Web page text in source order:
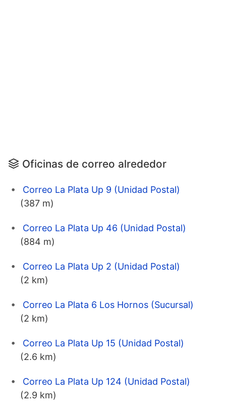
Oficinas de correo alrededor
Correo La Plata Up 9 (Unidad Postal)
(387 m)
Correo La Plata Up 46 (Unidad Postal)
(884 m)
Correo La Plata Up 2 (Unidad Postal)
(2 km)
Correo La Plata 6 Los Hornos (Sucursal)
(2 km)
Correo La Plata Up 15 (Unidad Postal)
(2.6 km)
Correo La Plata Up 124 (Unidad Postal)
(2.9 km)